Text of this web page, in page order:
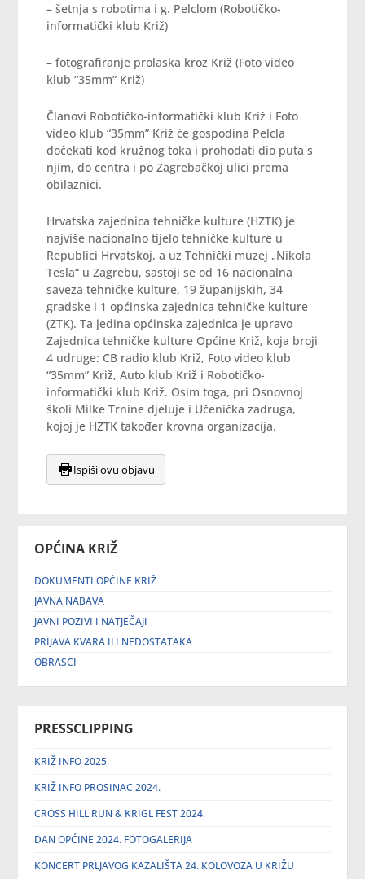
OPĆINA KRIŽ
DOKUMENTI OPĆINE KRIŽ
JAVNA NABAVA
JAVNI POZIVI I NATJEČAJI
PRIJAVA KVARA ILI NEDOSTATAKA
OBRASCI
PRESSCLIPPING
KRIŽ INFO 2025.
KRIŽ INFO PROSINAC 2024.
CROSS HILL RUN & KRIGL FEST 2024.
DAN OPĆINE 2024. FOTOGALERIJA
KONCERT PRLJAVOG KAZALIŠTA 24. KOLOVOZA U KRIŽU
– šetnja s robotima i g. Pelclom (Robotičko-
informatički klub Križ)
– fotografiranje prolaska kroz Križ (Foto video
klub “35mm” Križ)
Članovi Robotičko-informatički klub Križ i Foto
video klub “35mm” Križ će gospodina Pelcla
dočekati kod kružnog toka i prohodati dio puta s
njim, do centra i po Zagrebačkoj ulici prema
obilaznici.
Hrvatska zajednica tehničke kulture (HZTK) je
najviše nacionalno tijelo tehničke kulture u
Republici Hrvatskoj, a uz Tehnički muzej „Nikola
Tesla“ u Zagrebu, sastoji se od 16 nacionalna
saveza tehničke kulture, 19 županijskih, 34
gradske i 1 općinska zajednica tehničke kulture
(ZTK). Ta jedina općinska zajednica je upravo
Zajednica tehničke kulture Općine Križ, koja broji
4 udruge: CB radio klub Križ, Foto video klub
“35mm” Križ, Auto klub Križ i Robotičko-
informatički klub Križ. Osim toga, pri Osnovnoj
školi Milke Trnine djeluje i Učenička zadruga,
kojoj je HZTK također krovna organizacija.
Ispiši ovu objavu